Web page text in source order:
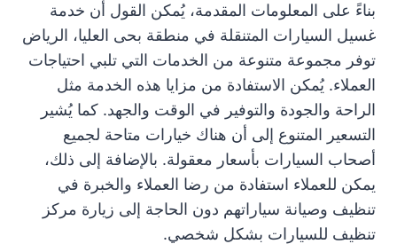
بناءً على المعلومات المقدمة، يُمكن القول أن خدمة
غسيل السيارات المتنقلة في منطقة بحى العليا، الرياض
توفر مجموعة متنوعة من الخدمات التي تلبي احتياجات
العملاء. يُمكن الاستفادة من مزايا هذه الخدمة مثل
الراحة والجودة والتوفير في الوقت والجهد. كما يُشير
التسعير المتنوع إلى أن هناك خيارات متاحة لجميع
أصحاب السيارات بأسعار معقولة. بالإضافة إلى ذلك،
يمكن للعملاء استفادة من رضا العملاء والخبرة في
تنظيف وصيانة سياراتهم دون الحاجة إلى زيارة مركز
تنظيف للسيارات بشكل شخصي.